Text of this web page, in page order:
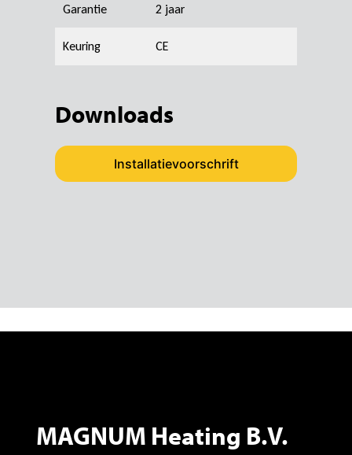
Garantie 2 jaar
Keuring CE
Downloads
Installatievoorschrift
MAGNUM Heating B.V.